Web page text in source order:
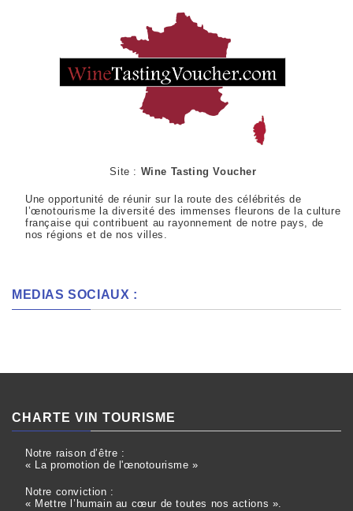
Site : Wine Tasting Voucher
Une opportunité de réunir sur la route des célébrités de
l’œnotourisme la diversité des immenses fleurons de la culture
française qui contribuent au rayonnement de notre pays, de
nos régions et de nos villes.
MEDIAS SOCIAUX :
CHARTE VIN TOURISME
Notre raison d’être :
« La promotion de l'œnotourisme »
Notre conviction :
« Mettre l’humain au cœur de toutes nos actions ».